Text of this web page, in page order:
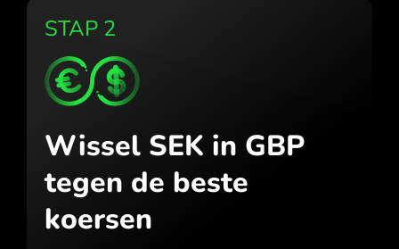
STAP 2
Wissel SEK in GBP
tegen de beste
koersen